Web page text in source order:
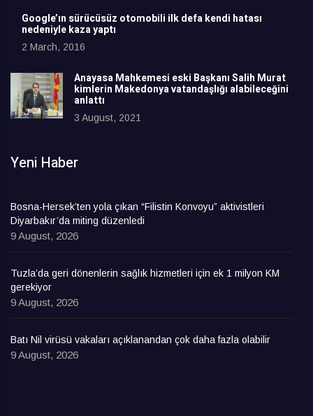
Google’ın sürücüsüz otomobili ilk defa kendi hatası
nedeniyle kaza yaptı
2 March, 2016
Anayasa Mahkemesi eski Başkanı Salih Murat
kimlerin Makedonya vatandaşlığı alabileceğini
anlattı
3 August, 2021
Yeni Haber
Bosna-Hersek’ten yola çıkan “Filistin Konvoyu” aktivistleri
Diyarbakır’da miting düzenledi
9 August, 2026
Tuzla’da geri dönenlerin sağlık hizmetleri için ek 1 milyon KM
gerekiyor
9 August, 2026
Batı Nil virüsü vakaları açıklanandan çok daha fazla olabilir
9 August, 2026